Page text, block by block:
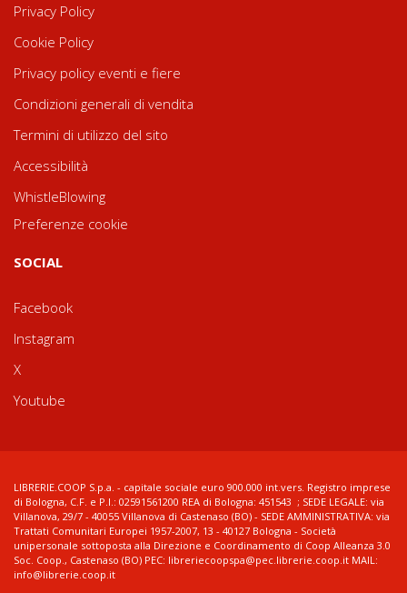
Privacy Policy
Cookie Policy
Privacy policy eventi e fiere
Condizioni generali di vendita
Termini di utilizzo del sito
Accessibilità
WhistleBlowing
Preferenze cookie
SOCIAL
Facebook
Instagram
X
Youtube
LIBRERIE.COOP S.p.a. - capitale sociale euro 900.000 int.vers. Registro imprese
di Bologna, C.F. e P.I.: 02591561200 REA di Bologna: 451543 ; SEDE LEGALE: via
Villanova, 29/7 - 40055 Villanova di Castenaso (BO) - SEDE AMMINISTRATIVA: via
Trattati Comunitari Europei 1957-2007, 13 - 40127 Bologna - Società
unipersonale sottoposta alla Direzione e Coordinamento di Coop Alleanza 3.0
Soc. Coop., Castenaso (BO) PEC: libreriecoopspa@pec.librerie.coop.it MAIL:
info@librerie.coop.it